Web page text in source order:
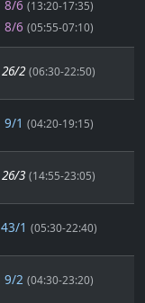
8/6 (13:20-17:35)
8/6 (05:55-07:10)
26/2 (06:30-22:50)
9/1 (04:20-19:15)
26/3 (14:55-23:05)
43/1 (05:30-22:40)
9/2 (04:30-23:20)